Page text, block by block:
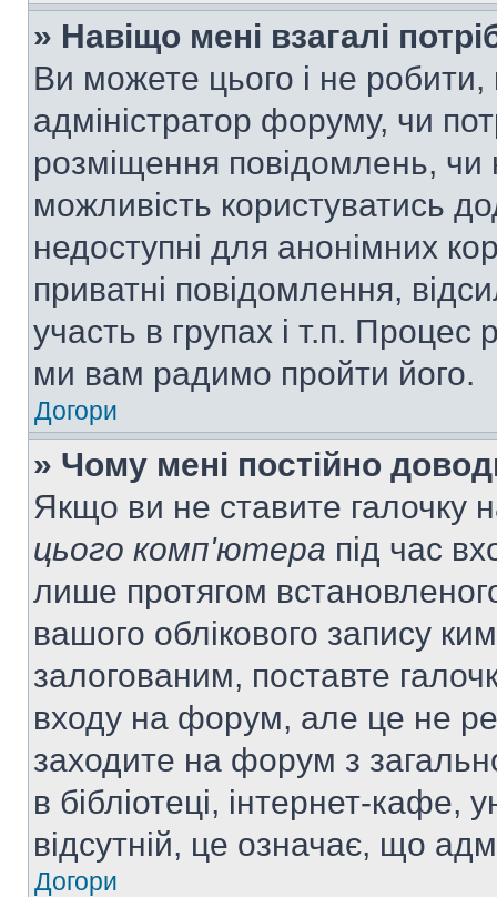
» Навіщо мені взагалі
Ви можете цього і не робити,
адміністратор форуму, чи
розміщення повідомлень, чи
можливість користуватись
недоступні для анонімних
приватні повідомлення,
участь в групах і т.п. Процес
ми вам радимо пройти його.
Догори
» Чому мені постійно
Якщо ви не ставите галочку
цього комп'ютера під час
лише протягом
вашого облікового запису
залогованим, поставте
входу на форум, але це не
заходите на форум з
в бібліотеці, інтернет-кафе,
відсутній, це означає, що
Догори